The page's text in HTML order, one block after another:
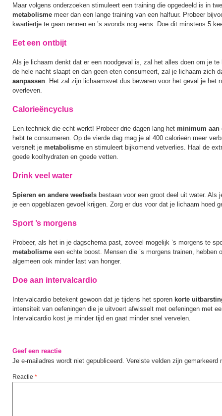
Maar volgens onderzoeken stimuleert een training die opgedeeld is in
metabolisme meer dan een lange training van een halfuur. Probeer
kwartiertje te gaan rennen en ’s avonds nog eens. Doe dit minstens 5
Eet een ontbijt
Als je lichaam denkt dat er een noodgeval is, zal het alles doen om je te
de hele nacht slaapt en dan geen eten consumeert, zal je lichaam zich
aanpassen. Het zal zijn lichaamsvet dus bewaren voor het geval je het
overleven.
Calorieëncyclus
Een techniek die echt werkt! Probeer drie dagen lang het minimum aan
hebt te consumeren. Op de vierde dag mag je al 400 calorieën meer
versnelt je metabolisme en stimuleert bijkomend vetverlies. Haal de
goede koolhydraten en goede vetten.
Drink veel water
Spieren en andere weefsels bestaan voor een groot deel uit water. Als
je een opgeblazen gevoel krijgen. Zorg er dus voor dat je lichaam hoed
Sport ’s morgens
Probeer, als het in je dagschema past, zoveel mogelijk ’s morgens te
metabolisme een echte boost. Mensen die ’s morgens trainen, hebben
algemeen ook minder last van honger.
Doe aan intervalcardio
Intervalcardio betekent gewoon dat je tijdens het sporen korte
intensiteit van oefeningen die je uitvoert afwisselt met oefeningen met
Intervalcardio kost je minder tijd en gaat minder snel vervelen.
Geef een reactie
Je e-mailadres wordt niet gepubliceerd. Vereiste velden zijn gemarkeerd
Reactie *